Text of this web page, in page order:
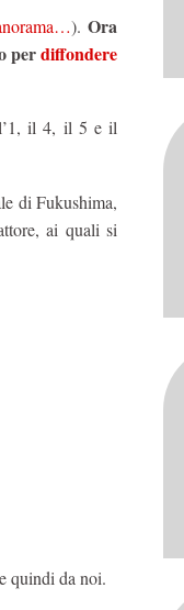
). Ora
perdiffondere
il 4, il 5 e il
di Fukushima,
ai quali si
quindi da noi.